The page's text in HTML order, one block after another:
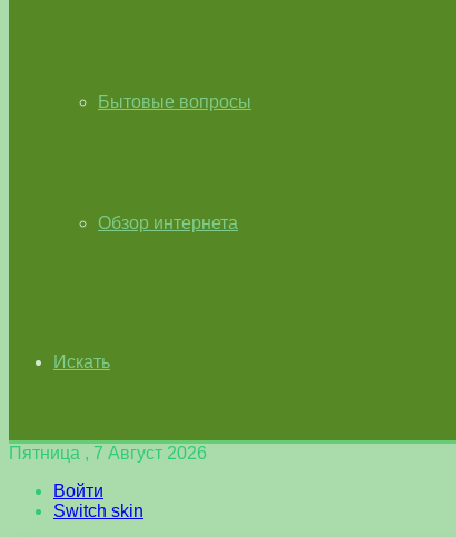
Бытовые вопросы
Обзор интернета
Искать
Пятница , 7 Август 2026
Войти
Switch skin